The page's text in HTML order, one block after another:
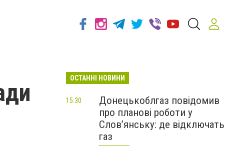
ОСТАННІ НОВИНИ
Донецькоблгаз повідомив
про планові роботи у
Слов’янську: де відключать
газ
15:30